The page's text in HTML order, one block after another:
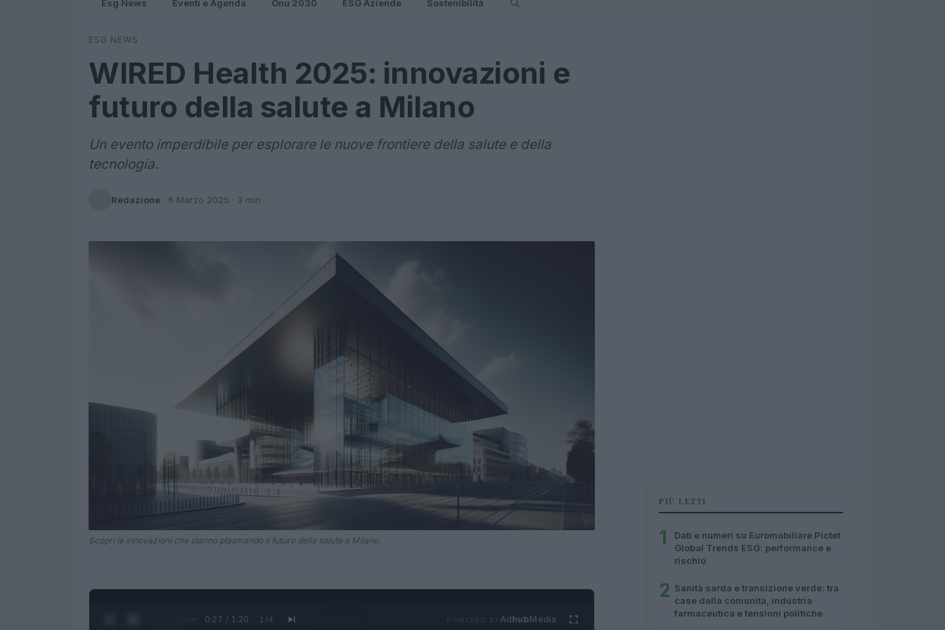
Esg News Eventi e Agenda Onu 2030 ESG Aziende Sostenibilità
ESG NEWS
WIRED Health 2025: innovazioni e
futuro della salute a Milano
Un evento imperdibile per esplorare le nuove frontiere della salute e della
tecnologia.
Redazione · 6 Marzo 2025 · 3 min
Scopri le innovazioni che stanno plasmando il futuro della salute a Milano.
0:28 / 1:20 1 /4 AdhubMedia
PIÙ LETTI
1
Dati e numeri su Euromobiliare Pictet
Global Trends ESG: performance e
rischio
2 Sanità sarda e transizione verde: tra
case della comunità, industria
farmaceutica e tensioni politiche